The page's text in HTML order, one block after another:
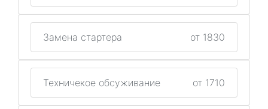
Замена стартера от 1830
Техничекое обсуживание от 1710